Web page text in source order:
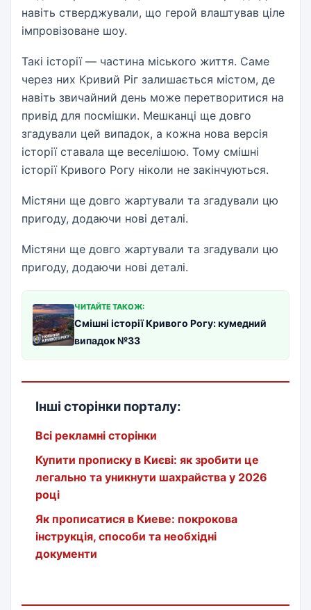
навіть стверджували, що герой влаштував ціле
імпровізоване шоу.
Такі історії — частина міського життя. Саме
через них Кривий Ріг залишається містом, де
навіть звичайний день може перетворитися на
привід для посмішки. Мешканці ще довго
згадували цей випадок, а кожна нова версія
історії ставала ще веселішою. Тому смішні
історії Кривого Рогу ніколи не закінчуються.
Містяни ще довго жартували та згадували цю
пригоду, додаючи нові деталі.
Містяни ще довго жартували та згадували цю
пригоду, додаючи нові деталі.
ЧИТАЙТЕ ТАКОЖ:
Смішні історії Кривого Рогу: кумедний
випадок №33
Інші сторінки порталу:
Всі рекламні сторінки
Купити прописку в Києві: як зробити це
легально та уникнути шахрайства у 2026
році
Як прописатися в Киеве: покрокова
інструкція, способи та необхідні
документи